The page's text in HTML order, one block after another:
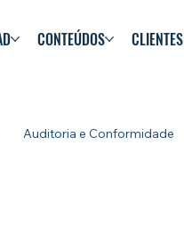
CONTEÚDOS CLIENTES
Auditoria e Conformidade